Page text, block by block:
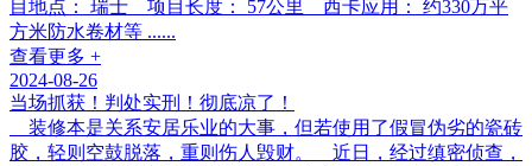
目地点： 瑞士 项目长度： 57公里 西卡应用： 约330万平
方米防水卷材等 ......
查看更多 +
2024-08-26
当场抓获！判处实刑！彻底凉了！
装修本是关系安居乐业的大事，但若使用了假冒伪劣的瓷砖
胶，轻则空鼓脱落，重则伤人毁财。 近日，经过缜密侦查，